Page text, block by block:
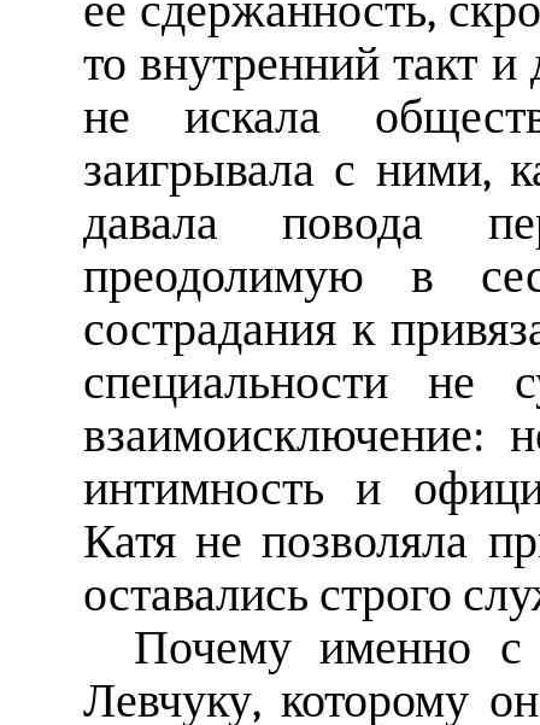
ее сдержанность,
то внутренний такт
не искала
заигрывала с ними,
давала повода
преодолимую в
сострадания к
специальности не
взаимоисключение:
интимность и
Катя не позволяла
оставались строго
Почему именно с
Левчуку, которому